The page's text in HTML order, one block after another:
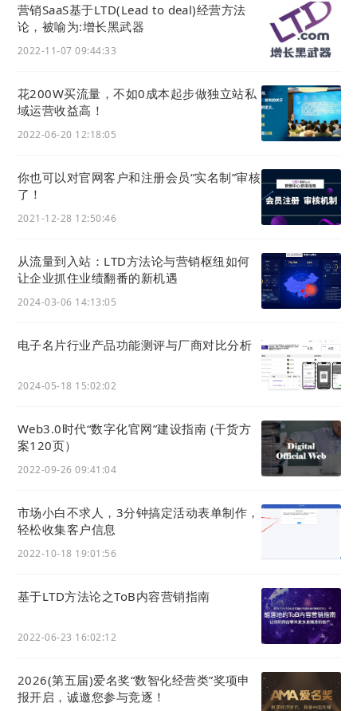
托管到营销枢纽服务，枢纽云的媒体分发服务帮
你完成内容分发。
这种内容分发机制提高了内容的可见性，也有助
于构建品牌权威性，通过在多个平台上保持一致
的品牌信息和高频的内容更新，企业能够吸引和
未来，越来越多的公司将转向内容驱动的营销
关键驱动力。随着数字化和大数据逐渐成为所有
企业的“基础设施”，企业能否输出客户需要的优
质内容，将在一定程度上决定了其在市场中的竞
营销SaaS基于LTD(Lead to deal)经营方法
论，被喻为:增长黑武器
2022-11-07 09:44:33
花200W买流量，不如0成本起步做独立站私
域运营收益高！
2022-06-20 12:18:05
你也可以对官网客户和注册会员“实名制”审核
了！
2021-12-28 12:50:46
从流量到入站：LTD方法论与营销枢纽如何
让企业抓住业绩翻番的新机遇
2024-03-06 14:13:05
电子名片行业产品功能测评与厂商对比分析
2024-05-18 15:02:02
Web3.0时代“数字化官⽹”建设指南 (干货方
案120页）
2022-09-26 09:41:04
市场小白不求人，3分钟搞定活动表单制作，
轻松收集客户信息
2022-10-18 19:01:56
基于LTD方法论之ToB内容营销指南
2022-06-23 16:02:12
2026(第五届)爱名奖“数智化经营类”奖项申
报开启，诚邀您参与竞逐！